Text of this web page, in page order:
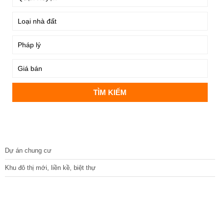
Dự án chung cư
Khu đô thị mới, liền kề, biệt thự